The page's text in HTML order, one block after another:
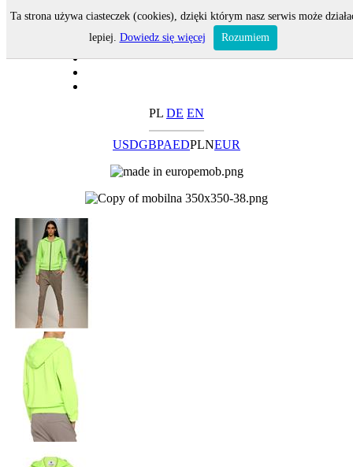
PL DE EN
USDGBPAEDPLNEUR
Ta strona używa ciasteczek (cookies), dzięki którym nasz serwis może
lepiej. Dowiedz się więcej Rozumiem